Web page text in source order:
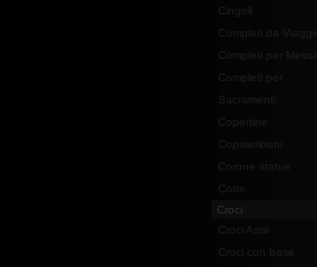
Cingoli
Completi da Viaggio
Completi per Messa
Completi per
Sacramenti
Copertine
Copriamboni
Corone statue
Cotte
Croci
Croci Astili
Croci con base